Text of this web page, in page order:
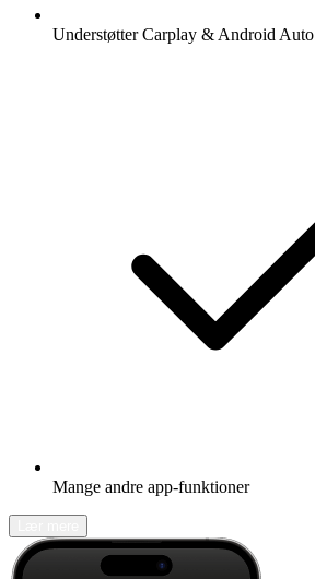
Understøtter Carplay & Android Auto
Mange andre app-funktioner